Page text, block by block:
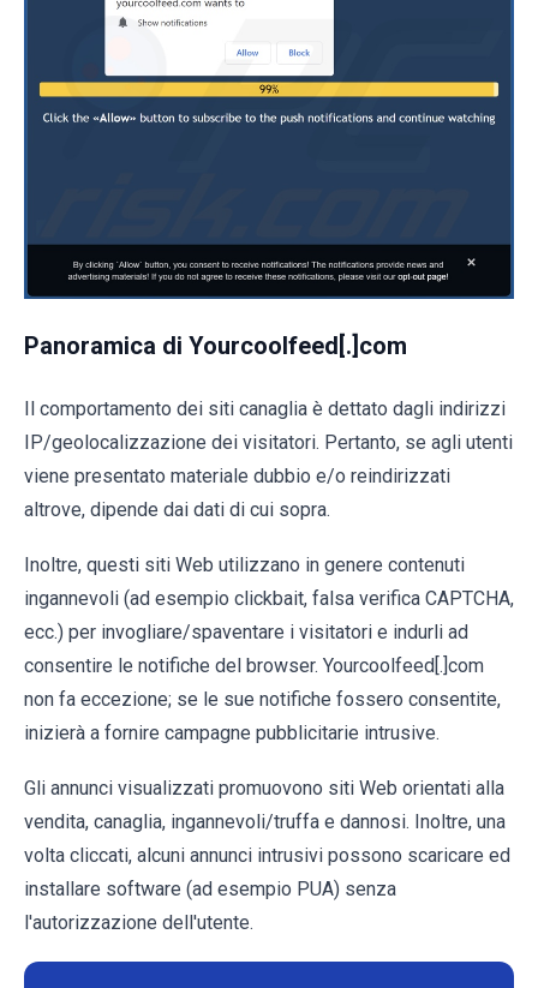
Panoramica di Yourcoolfeed[.]com
Il comportamento dei siti canaglia è dettato dagli indirizzi
IP/geolocalizzazione dei visitatori. Pertanto, se agli utenti
viene presentato materiale dubbio e/o reindirizzati
altrove, dipende dai dati di cui sopra.
Inoltre, questi siti Web utilizzano in genere contenuti
ingannevoli (ad esempio clickbait, falsa verifica CAPTCHA,
ecc.) per invogliare/spaventare i visitatori e indurli ad
consentire le notifiche del browser. Yourcoolfeed[.]com
non fa eccezione; se le sue notifiche fossero consentite,
inizierà a fornire campagne pubblicitarie intrusive.
Gli annunci visualizzati promuovono siti Web orientati alla
vendita, canaglia, ingannevoli/truffa e dannosi. Inoltre, una
volta cliccati, alcuni annunci intrusivi possono scaricare ed
installare software (ad esempio PUA) senza
l'autorizzazione dell'utente.